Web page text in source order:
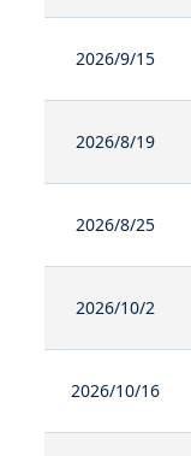
2026/9/15
2026/8/19
2026/8/25
2026/10/2
2026/10/16